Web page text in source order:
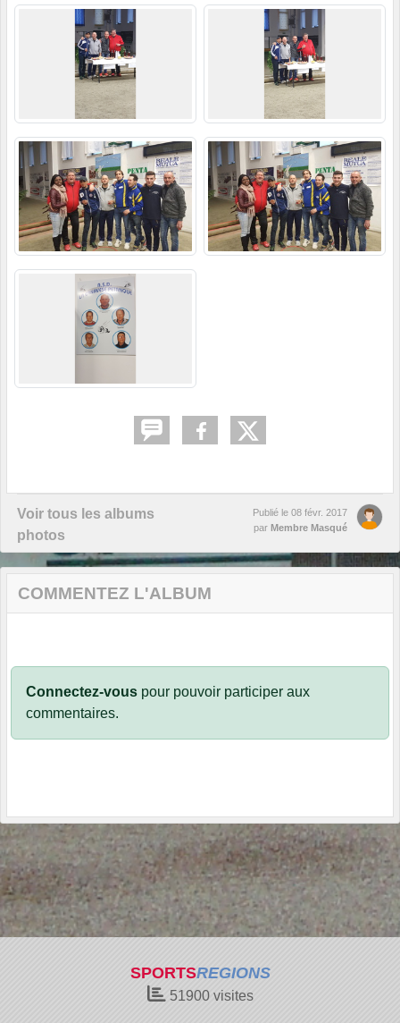
Voir tous les albums
photos
Publié le 08 févr. 2017
par Membre Masqué
COMMENTEZ L'ALBUM
Connectez-vous pour pouvoir participer aux
commentaires.
SPORTSREGIONS
51900visites